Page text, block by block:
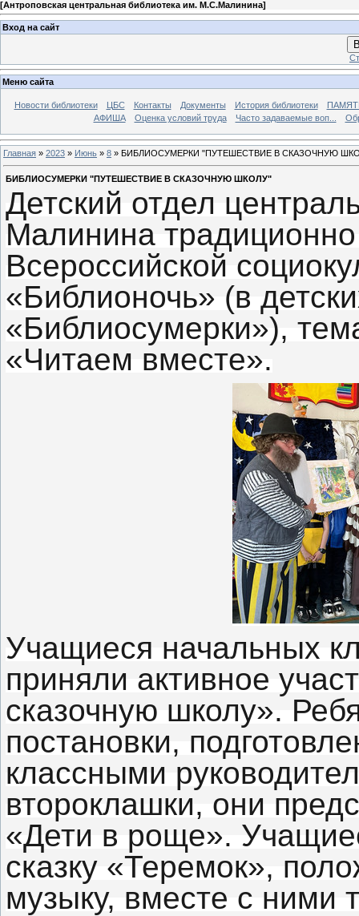
[Антроповская центральная библиотека им. М.С.Малинина]
Вход на сайт
Меню сайта
Новости библиотеки ЦБС Контакты Документы История библиотеки
АФИША
Оценка условий труда Часто задаваемые воп...
Главная » 2023 » Июнь » 8 » БИБЛИОСУМЕРКИ "ПУТЕШЕСТВИЕ В СКАЗОЧНУЮ
БИБЛИОСУМЕРКИ "ПУТЕШЕСТВИЕ В СКАЗОЧНУЮ ШКОЛУ"
Детский отдел
Малинина
Всероссийской
«Библионочь» (в
«Библиосумерки»),
«Читаем вместе».
Учащиеся начальных
приняли активное
сказочную школу».
постановки,
классными
второклашки, они
«Дети в роще».
сказку «Теремок»,
музыку, вместе с ними